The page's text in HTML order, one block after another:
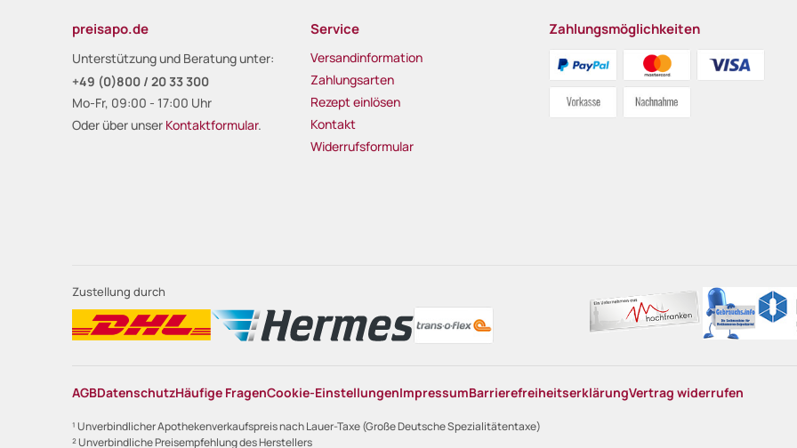
preisapo.de
Unterstützung und Beratung unter:
+49 (0)800 / 20 33 300
Mo-Fr, 09:00 - 17:00 Uhr
Oder über unser Kontaktformular.
Service
Versandinformation
Zahlungsarten
Rezept einlösen
Kontakt
Widerrufsformular
Zahlungsmöglichkeiten
Zustellung durch
AGBDatenschutzHäufige FragenCookie-EinstellungenImpressumBarrierefreiheitserklärungVertrag widerrufen
¹ Unverbindlicher Apothekenverkaufspreis nach Lauer-Taxe (Große Deutsche Spezialitätentaxe)
² Unverbindliche Preisempfehlung des Herstellers